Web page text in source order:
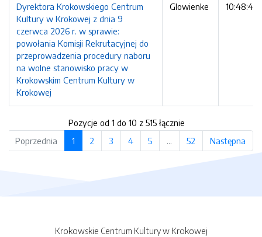
Dyrektora Krokowskiego Centrum
Kultury w Krokowej z dnia 9
czerwca 2026 r. w sprawie:
powołania Komisji Rekrutacyjnej do
przeprowadzenia procedury naboru
na wolne stanowisko pracy w
Krokowskim Centrum Kultury w
Krokowej
Glowienke
10:48:47
Pozycje od 1 do 10 z 515 łącznie
Poprzednia
1 2 3 4 5 … 52 Następna
Krokowskie Centrum Kultury w Krokowej